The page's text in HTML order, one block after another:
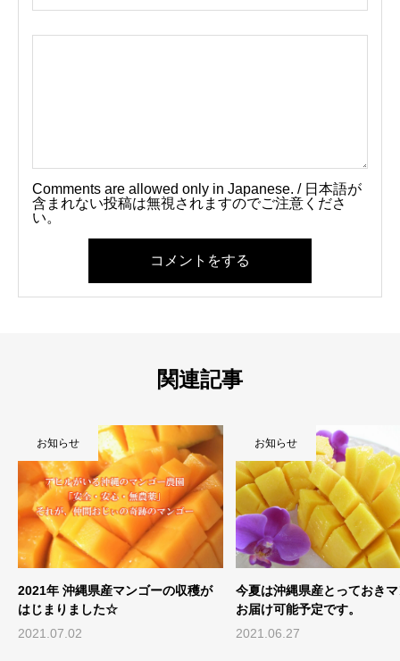
Comments are allowed only in Japanese. / 日本語が
含まれない投稿は無視されますのでご注意くださ
い。
コメントをする
関連記事
2021年 沖縄県産マンゴーの収穫が
はじまりました☆
2021.07.02
お知らせ
今夏は沖縄県産とっておき
お届け可能予定です。
2021.06.27
お知らせ